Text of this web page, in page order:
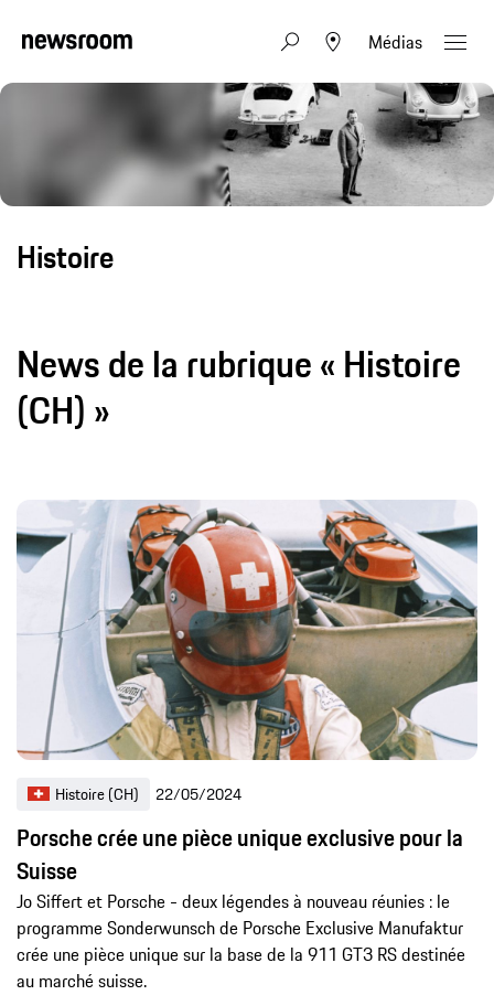
Médias
Histoire
News de la rubrique « Histoire
(CH) »
Histoire (CH) 22/05/2024
Porsche crée une pièce unique exclusive pour la
Suisse
Jo Siffert et Porsche - deux légendes à nouveau réunies : le
programme Sonderwunsch de Porsche Exclusive Manufaktur
crée une pièce unique sur la base de la 911 GT3 RS destinée
au marché suisse.